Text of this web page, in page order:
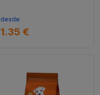
desde
1.35 €